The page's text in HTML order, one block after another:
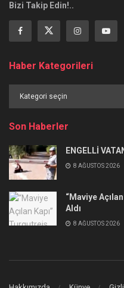
Bizi Takip Edin!..
Haber Kategorileri
Kategorileri
Son Haberler
ENGELLİ
8 AĞUSTOS 2026
“Maviye
Aldı
8 AĞUSTOS 2026